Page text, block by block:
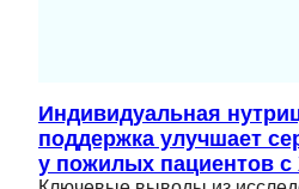
Индивидуальная
поддержка улучшает
у пожилых пациентов